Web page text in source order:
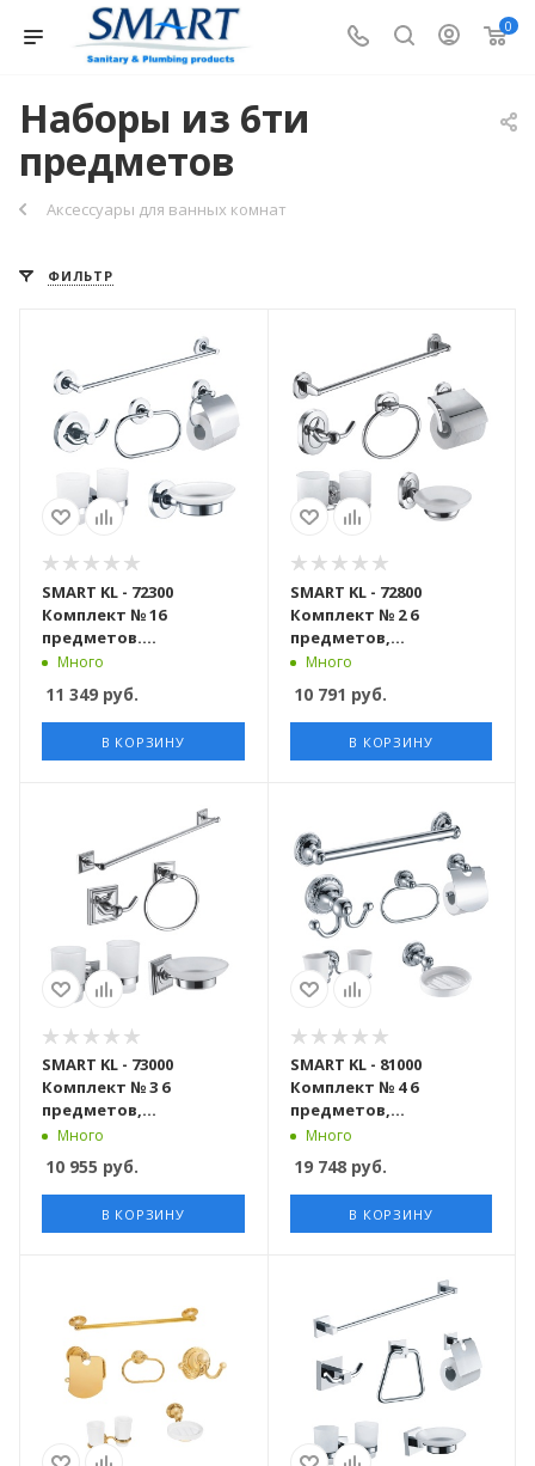
0
Наборы из 6ти
предметов
Аксессуары для ванных комнат
ФИЛЬТР
SMART KL - 72300
Комплект № 16
предметов.
хромированный
Много
11 349 руб.
В КОРЗИНУ
SMART KL - 72800
Комплект № 2 6
предметов,
хромированный
Много
10 791 руб.
В КОРЗИНУ
SMART KL - 73000
Комплект № 3 6
предметов,
хромированный
Много
10 955 руб.
В КОРЗИНУ
SMART KL - 81000
Комплект № 4 6
предметов,
хромированный
Много
19 748руб.
В КОРЗИНУ